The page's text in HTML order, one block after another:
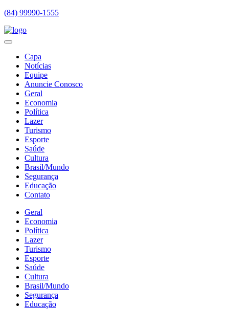
(84) 99990-1555
Capa
Notícias
Equipe
Anuncie Conosco
Geral
Economia
Política
Lazer
Turismo
Esporte
Saúde
Cultura
Brasil/Mundo
Segurança
Educação
Contato
Geral
Economia
Política
Lazer
Turismo
Esporte
Saúde
Cultura
Brasil/Mundo
Segurança
Educação